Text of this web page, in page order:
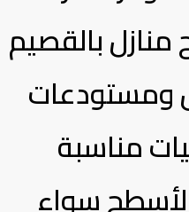
بالقصيم
ومستودعات
مناسبة
سواء